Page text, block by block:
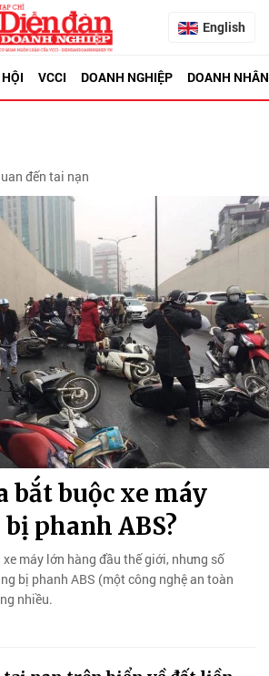
English
VCCI DOANH NGHIỆP DOANH NHÂN
đến tai nạn
bắt buộc xe máy
phanh ABS?
máy lớn hàng đầu thế giới, nhưng số
bị phanh ABS (một công nghệ an toàn
nhiều.